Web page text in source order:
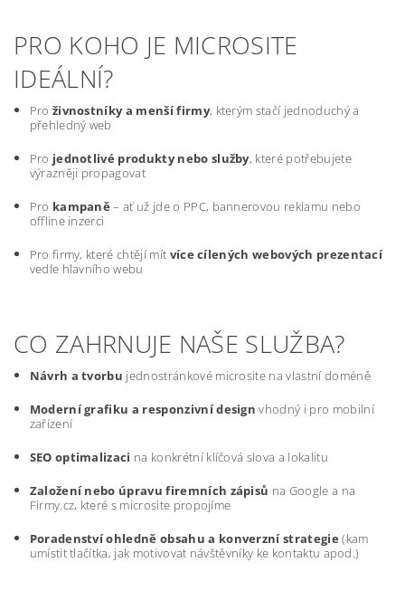
PRO KOHO JE MICROSITE
IDEÁLNÍ?
Pro živnostníky a menší firmy, kterým stačí jednoduchý a
přehledný web
Pro jednotlivé produkty nebo služby, které potřebujete
výrazněji propagovat
Pro kampaně – ať už jde o PPC, bannerovou reklamu nebo
offline inzerci
Pro firmy, které chtějí mít více cílených webových prezentací
vedle hlavního webu
CO ZAHRNUJE NAŠE SLUŽBA?
Návrh a tvorbu jednostránkové microsite na vlastní doméně
Moderní grafiku a responzivní design vhodný i pro mobilní
zařízení
SEO optimalizaci na konkrétní klíčová slova a lokalitu
Založení nebo úpravu firemních zápisů na Google a na
Firmy.cz, které s microsite propojíme
Poradenství ohledně obsahu a konverzní strategie (kam
umístit tlačítka, jak motivovat návštěvníky ke kontaktu apod.)